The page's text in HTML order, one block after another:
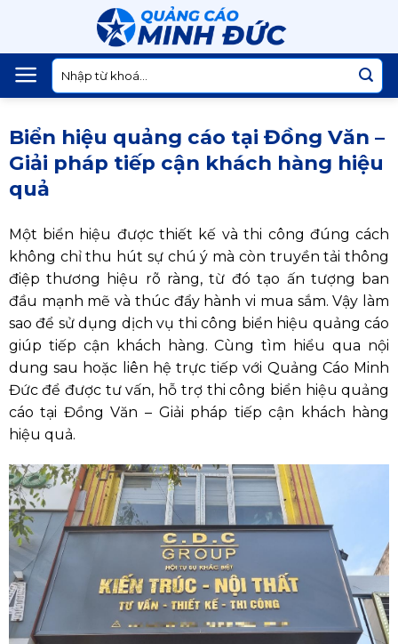
content
Tìm
kiếm:
Biển hiệu quảng cáo tại Đồng Văn –
Giải pháp tiếp cận khách hàng hiệu
quả
Một biển hiệu được thiết kế và thi công đúng cách
không chỉ thu hút sự chú ý mà còn truyền tải thông
điệp thương hiệu rõ ràng, từ đó tạo ấn tượng ban
đầu mạnh mẽ và thúc đẩy hành vi mua sắm. Vậy làm
sao để sử dụng dịch vụ thi công biển hiệu quảng cáo
giúp tiếp cận khách hàng. Cùng tìm hiểu qua nội
dung sau hoặc liên hệ trực tiếp với Quảng Cáo Minh
Đức để được tư vấn, hỗ trợ thi công biển hiệu quảng
cáo tại Đồng Văn – Giải pháp tiếp cận khách hàng
hiệu quả.